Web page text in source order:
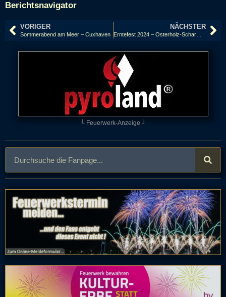
Berichtsnavigator
VORIGER
Sommerabend am Meer – Cuxhaven
NÄCHSTER
Erntefest 2024 – Osterholz-Scharmbeck
└ Feuerwerk-Anzeige ┘